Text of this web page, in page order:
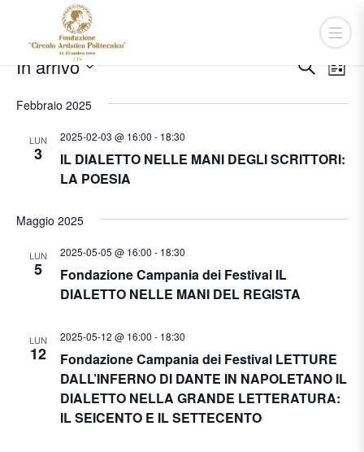
Eventi
e
CercaLista
In arrivo
la
Febbraio 2025
LUN
3
IL DIALETTO NELLE MANI DEGLI SCRITTORI:
LA POESIA
2025-02-03 @ 16:00 - 18:30
Maggio 2025
LUN
5
Fondazione Campania dei Festival IL
DIALETTO NELLE MANI DEL REGISTA
2025-05-05 @ 16:00 - 18:30
LUN
12
Fondazione Campania dei Festival LETTURE
DALL’INFERNO DI DANTE IN NAPOLETANO IL
DIALETTO NELLA GRANDE LETTERATURA:
IL SEICENTO E IL SETTECENTO
2025-05-12 @ 16:00 - 18:30